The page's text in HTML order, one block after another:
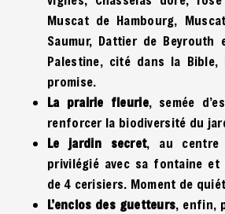
Muscat de Hambourg,
Saumur, Dattier de
Palestine, cité dans la
promise.
La prairie fleurie, semée
renforcer la biodiversité du
Le jardin secret, au centre
privilégié avec sa fontaine et
de 4 cerisiers. Moment de
L’enclos des guetteurs, enfin,